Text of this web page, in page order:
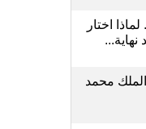
اختار
الملك محمد